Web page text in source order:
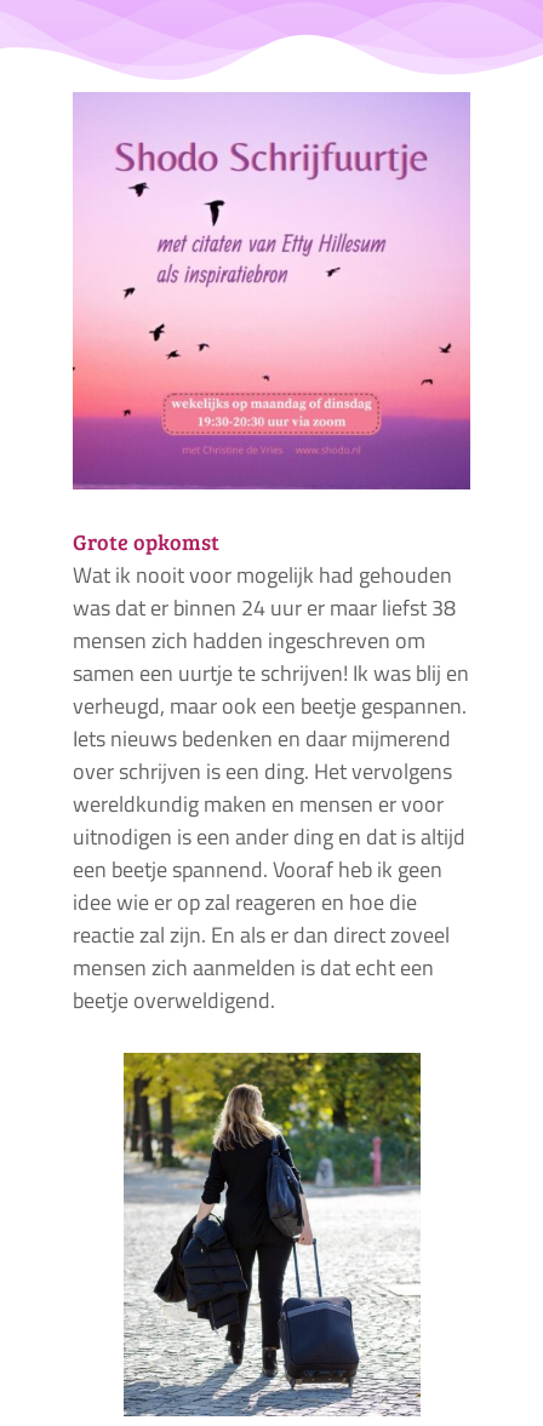
Grote opkomst
Wat ik nooit voor mogelijk had gehouden
was dat er binnen 24 uur er maar liefst 38
mensen zich hadden ingeschreven om
samen een uurtje te schrijven! Ik was blij en
verheugd, maar ook een beetje gespannen.
Iets nieuws bedenken en daar mijmerend
over schrijven is een ding. Het vervolgens
wereldkundig maken en mensen er voor
uitnodigen is een ander ding en dat is altijd
een beetje spannend. Vooraf heb ik geen
idee wie er op zal reageren en hoe die
reactie zal zijn. En als er dan direct zoveel
mensen zich aanmelden is dat echt een
beetje overweldigend.